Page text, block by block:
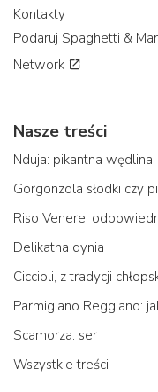
Kontakty
Podaruj Spaghetti &
Network
Nasze treści
Nduja: pikantna wędlina
Gorgonzola słodki czy
Riso Venere:
Delikatna dynia
Ciccioli, z tradycji
Parmigiano Reggiano:
Scamorza: ser
Wszystkie treści